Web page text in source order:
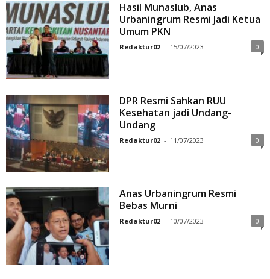
Hasil Munaslub, Anas
Urbaningrum Resmi Jadi Ketua
Umum PKN
Redaktur02 - 15/07/2023 0
DPR Resmi Sahkan RUU
Kesehatan jadi Undang-
Undang
Redaktur02 - 11/07/2023 0
Anas Urbaningrum Resmi
Bebas Murni
Redaktur02 - 10/07/2023 0